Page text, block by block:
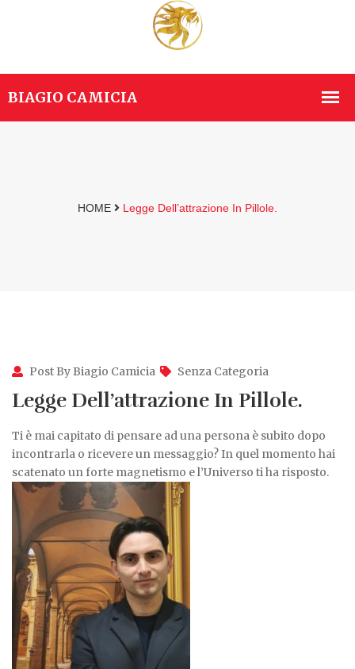
HOME Legge Dell’attrazione In Pillole.
Post By Biagio Camicia Senza Categoria
Legge Dell’attrazione In Pillole.
Ti è mai capitato di pensare ad una persona è subito dopo
incontrarla o ricevere un messaggio? In quel momento hai
scatenato un forte magnetismo e l’Universo ti ha risposto.